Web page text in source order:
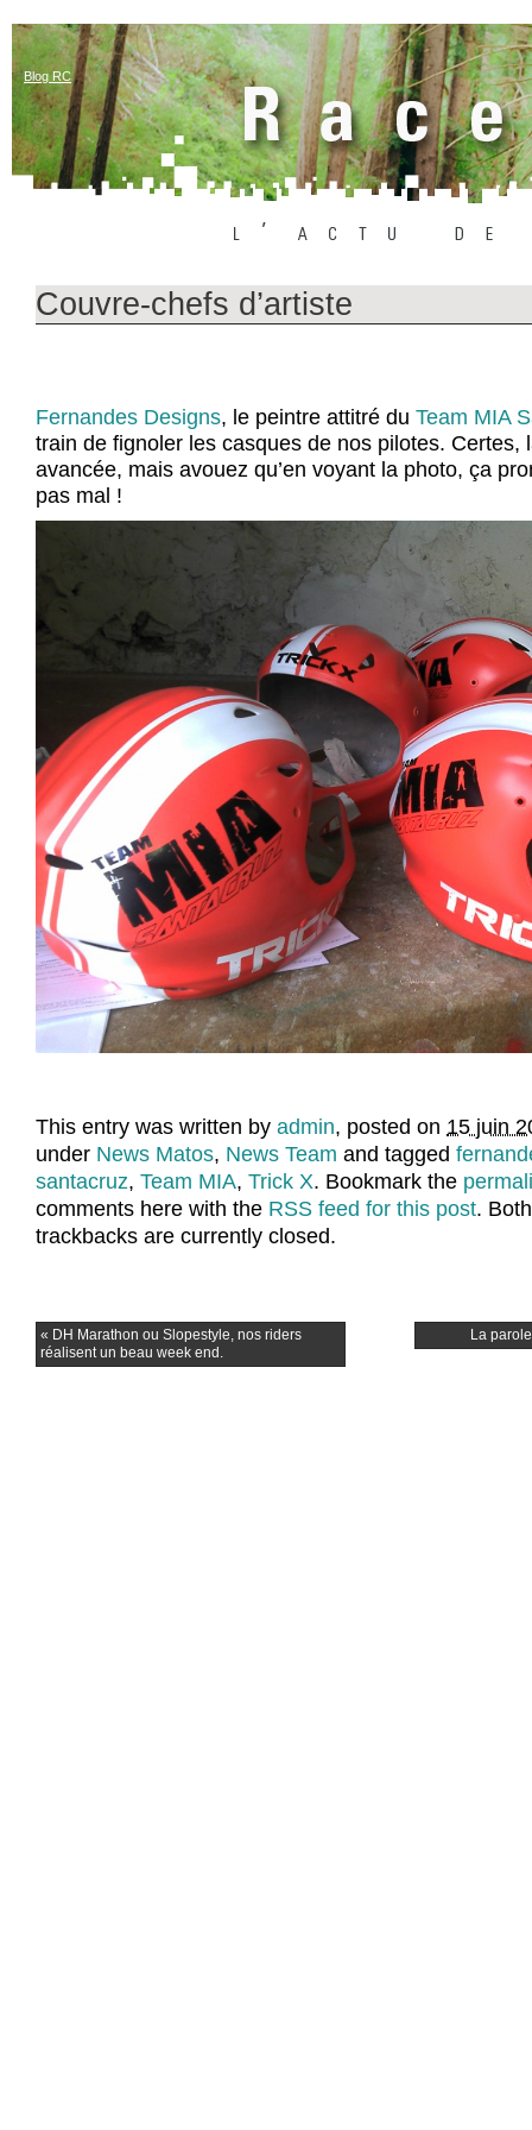
Blog RC
Couvre-chefs d’artiste
Fernandes Designs, le peintre attitré du Team MIA
train de fignoler les casques de nos pilotes. Certes,
avancée, mais avouez qu’en voyant la photo, ça
pas mal !
This entry was written by admin, posted on 15 juin
under News Matos, News Team and tagged
santacruz, Team MIA, Trick X. Bookmark the
comments here with the RSS feed for this post.
trackbacks are currently closed.
« DH Marathon ou Slopestyle, nos riders
réalisent un beau week end.
La